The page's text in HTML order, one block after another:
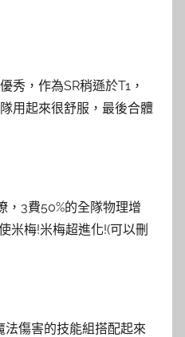
秀，作為SR稍遜於T1，
用起來很舒服，最後合體
，3費50%的全隊物理增
米梅!米梅超進化!(可以刪
法傷害的技能組搭配起來